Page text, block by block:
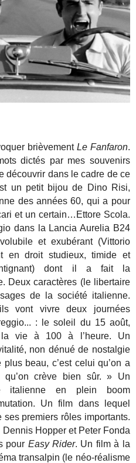
brièvement Le Fanfaron.
dictés par mes souvenirs
découvrir dans le cadre de ce
un petit bijou de Dino Risi,
des années 60, qui a pour
et un certain…Ettore Scola.
dans la Lancia Aurelia B24
et exubérant (Vittorio
en droit studieux, timide et
dont il a fait la
Deux caractères (le libertaire
de la société italienne.
vont vivre deux journées
: le soleil du 15 août,
la vie à 100 à l’heure. Un
non dénué de nostalgie
beau, c’est celui qu’on a
qu’on crève bien sûr. » Un
italienne en plein boom
Un film dans lequel
ses premiers rôles importants.
Hopper et Peter Fonda
pour Easy Rider. Un film à la
transalpin (le néo-réalisme